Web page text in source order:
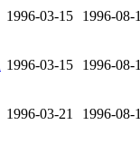
1996-03-15 1996-08-
1996-03-15 1996-08-
1996-03-21 1996-08-